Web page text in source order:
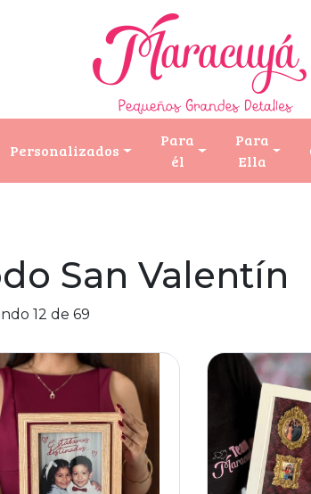
Personalizados
Para
él
Para
Ella
San Valentín
12 de 69